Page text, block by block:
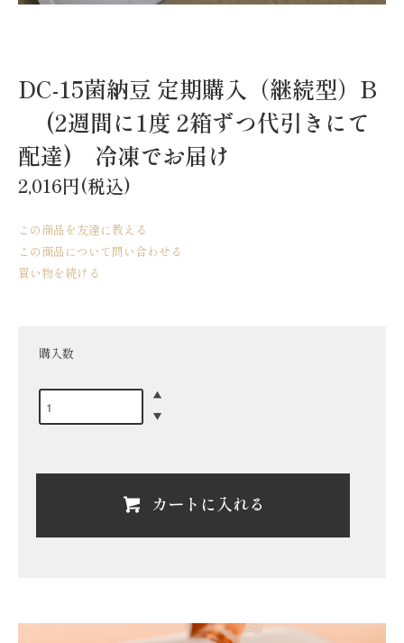
DC-15菌納豆 定期購入（継続型）B
(2週間に1度 2箱ずつ代引きにて
配達) 冷凍でお届け
2,016円(税込)
この商品を友達に教える
この商品について問い合わせる
買い物を続ける
購入数
カートに入れる